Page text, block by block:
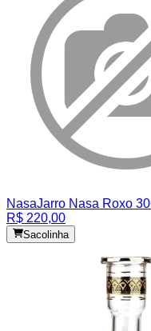
NasaJarro Nasa Roxo
R$ 220,00
Sacolinha